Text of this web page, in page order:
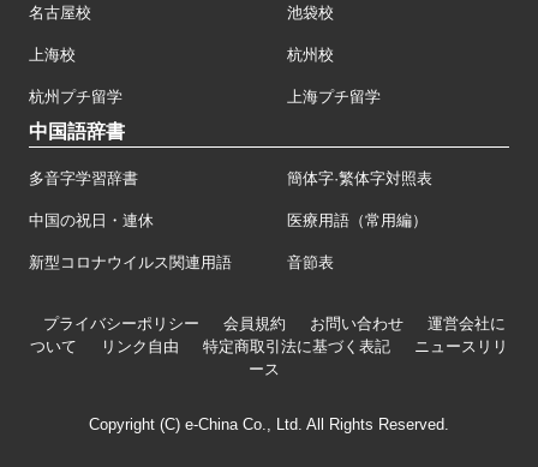
名古屋校 池袋校
上海校 杭州校
杭州プチ留学 上海プチ留学
中国語辞書
多音字学習辞書 簡体字·繁体字対照表
中国の祝日・連休 医療用語（常用編）
新型コロナウイルス関連用語 音節表
プライバシーポリシー 会員規約 お問い合わせ
運営会社に
ついて
リンク自由 特定商取引法に基づく表記
ニュースリリ
ース
Copyright (C) e-China Co., Ltd. All Rights Reserved.